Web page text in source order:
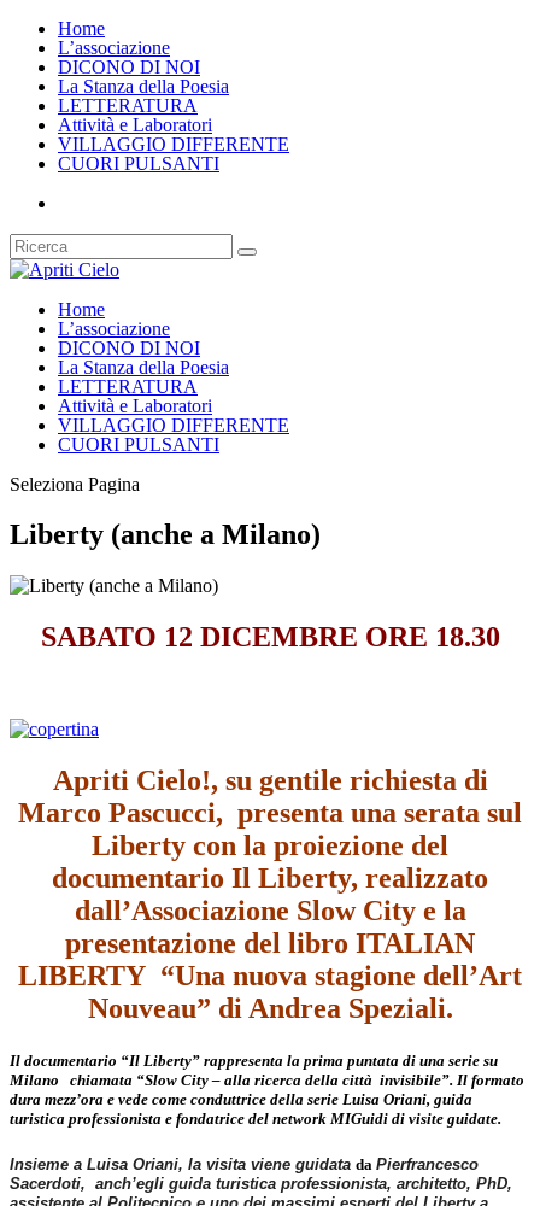
Home
L’associazione
DICONO DI NOI
La Stanza della Poesia
LETTERATURA
Attività e Laboratori
VILLAGGIO DIFFERENTE
CUORI PULSANTI
Home
L’associazione
DICONO DI NOI
La Stanza della Poesia
LETTERATURA
Attività e Laboratori
VILLAGGIO DIFFERENTE
CUORI PULSANTI
Seleziona Pagina
Liberty (anche a Milano)
SABATO 12 DICEMBRE ORE 18.30
Apriti Cielo!, su gentile richiesta di
Marco Pascucci, presenta una serata sul
Liberty con la proiezione del
documentari​o Il Liberty, realizzato
dall’Associazione Slow City e ​la
presentazione del libro ITALIAN
LIBERTY “Una nuova stagione dell’Art
Nouveau” di Andrea Speziali.
Il documentario “Il Liberty” rappresenta la prima puntata di una serie su
Milano chiamata “Slow City – alla ricerca della città invisibile”. Il formato
dura mezz’ora e vede come conduttrice della serie Luisa Oriani, guida
turistica professionista e fondatrice del network MIGuidi di visite guidate.
Insieme a Luisa Oriani, la visita viene guidata da Pierfrancesco
Sacerdoti, anch’egli guida turistica professionista, architetto, PhD,